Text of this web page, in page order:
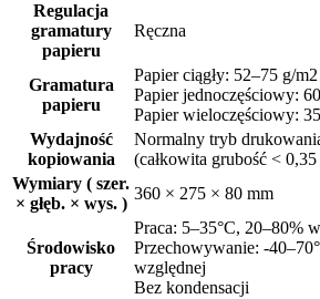
Regulacja
gramatury
papieru
Ręczna
Gramatura
papieru
Papier ciągły: 52–75 g/m2
Papier jednoczęściowy:
Papier wieloczęściowy:
Wydajność
kopiowania
Normalny tryb
(całkowita grubość <
Wymiary ( szer.
× głęb. × wys. )
360 × 275 × 80 mm
Środowisko
pracy
Praca: 5–35°C, 20–80%
Przechowywanie: -
względnej
Bez kondensacji